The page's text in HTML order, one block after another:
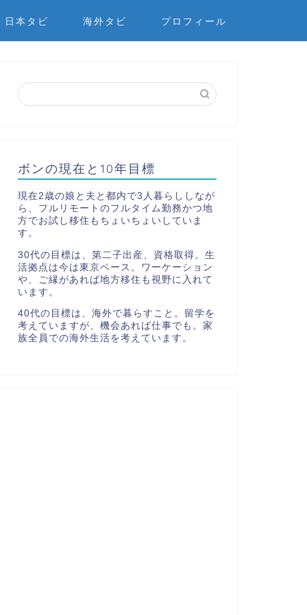
日本タビ 海外タビ プロフィール
ボンの現在と10年目標
現在2歳の娘と夫と都内で3人暮らししなが
ら、フルリモートのフルタイム勤務かつ地
方でお試し移住もちょいちょいしていま
す。
30代の目標は、第二子出産、資格取得。生
活拠点は今は東京ベース。ワーケーション
や、ご縁があれば地方移住も視野に入れて
います。
40代の目標は、海外で暮らすこと。留学を
考えていますが、機会あれば仕事でも。家
族全員での海外生活を考えています。